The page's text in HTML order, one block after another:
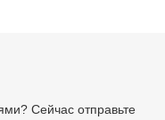
Сейчас отправьте